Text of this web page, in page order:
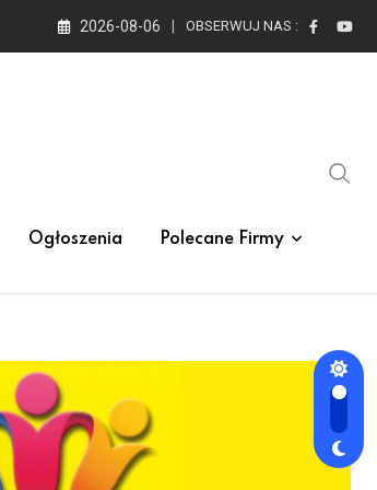
2026-08-06 OBSERWUJ NAS :
Ogłoszenia Polecane Firmy